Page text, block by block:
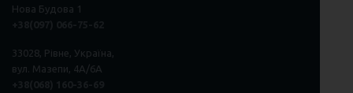
Нова Будова 1
33028, Рівне, Україна,
вул. Мазепи, 4А/6А